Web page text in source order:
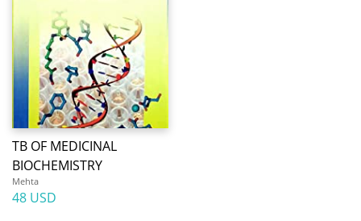
TB OF MEDICINAL
BIOCHEMISTRY
Mehta
48 USD